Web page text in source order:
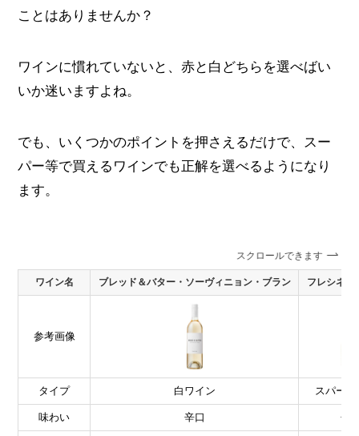
ことはありませんか？
ワインに慣れていないと、赤と白どちらを選べばい
いか迷いますよね。
でも、いくつかのポイントを押さえるだけで、スー
パー等で買えるワインでも正解を選べるようになり
ます。
スクロールできます
ワイン名 ブレッド＆バター・ソーヴィニョン・ブラン フレシネ
参考画像
タイプ 白ワイン スパー
味わい 辛口 辛